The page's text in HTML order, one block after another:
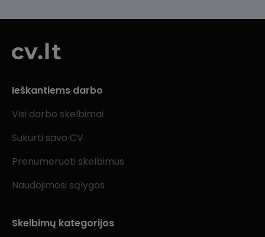
Ieškantiems darbo
Visi darbo skelbimai
Sukurti savo CV
Prenumeruoti skelbimus
Naudojimosi sąlygos
Skelbimų kategorijos